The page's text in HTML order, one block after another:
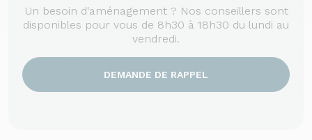
Un besoin d'aménagement ? Nos conseillers sont
disponibles pour vous de 8h30 à 18h30 du lundi au
vendredi.
DEMANDE DE RAPPEL